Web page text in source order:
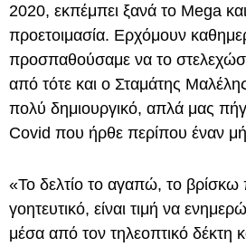
2020, εκπέμπει ξανά το Mega
προετοιμασία. Ερχόμουν
προσπαθούσαμε να το
από τότε και ο Σταμάτης
πολύ δημιουργικό, απλά μας
Covid που ήρθε περίπου έναν
«Το δελτίο το αγαπώ, το
γοητευτικό, είναι τιμή να
μέσα από τον τηλεοπτικό δέκτη